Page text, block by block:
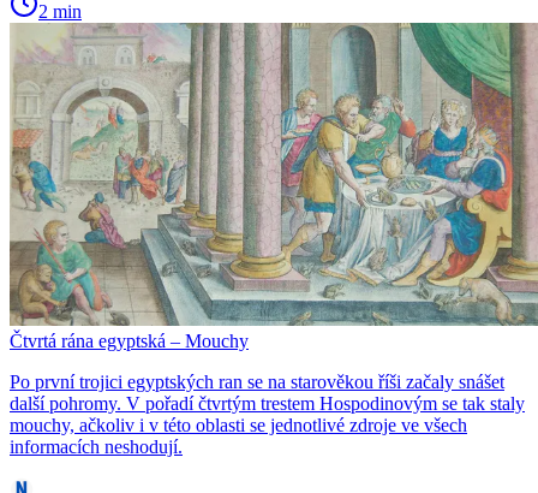
2 min
Čtvrtá rána egyptská – Mouchy
Po první trojici egyptských ran se na starověkou říši začaly snášet
další pohromy. V pořadí čtvrtým trestem Hospodinovým se tak staly
mouchy, ačkoliv i v této oblasti se jednotlivé zdroje ve všech
informacích neshodují.